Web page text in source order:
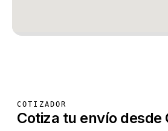
COTIZADOR
Cotiza tu envío desde